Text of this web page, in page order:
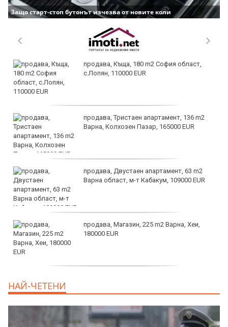
Защо старт-стоп бутонът изчезва от новите коли
продава, Къща, 180 m2 София област,
с.Лопян, 110000 EUR
продава, Тристаен апартамент, 136 m2
Варна, Колхозен Пазар, 165000 EUR
продава, Двустаен апартамент, 63 m2
Варна област, м-т Кабакум, 109000 EUR
продава, Магазин, 225 m2 Варна, Хеи,
180000 EUR
НАЙ-ЧЕТЕНИ